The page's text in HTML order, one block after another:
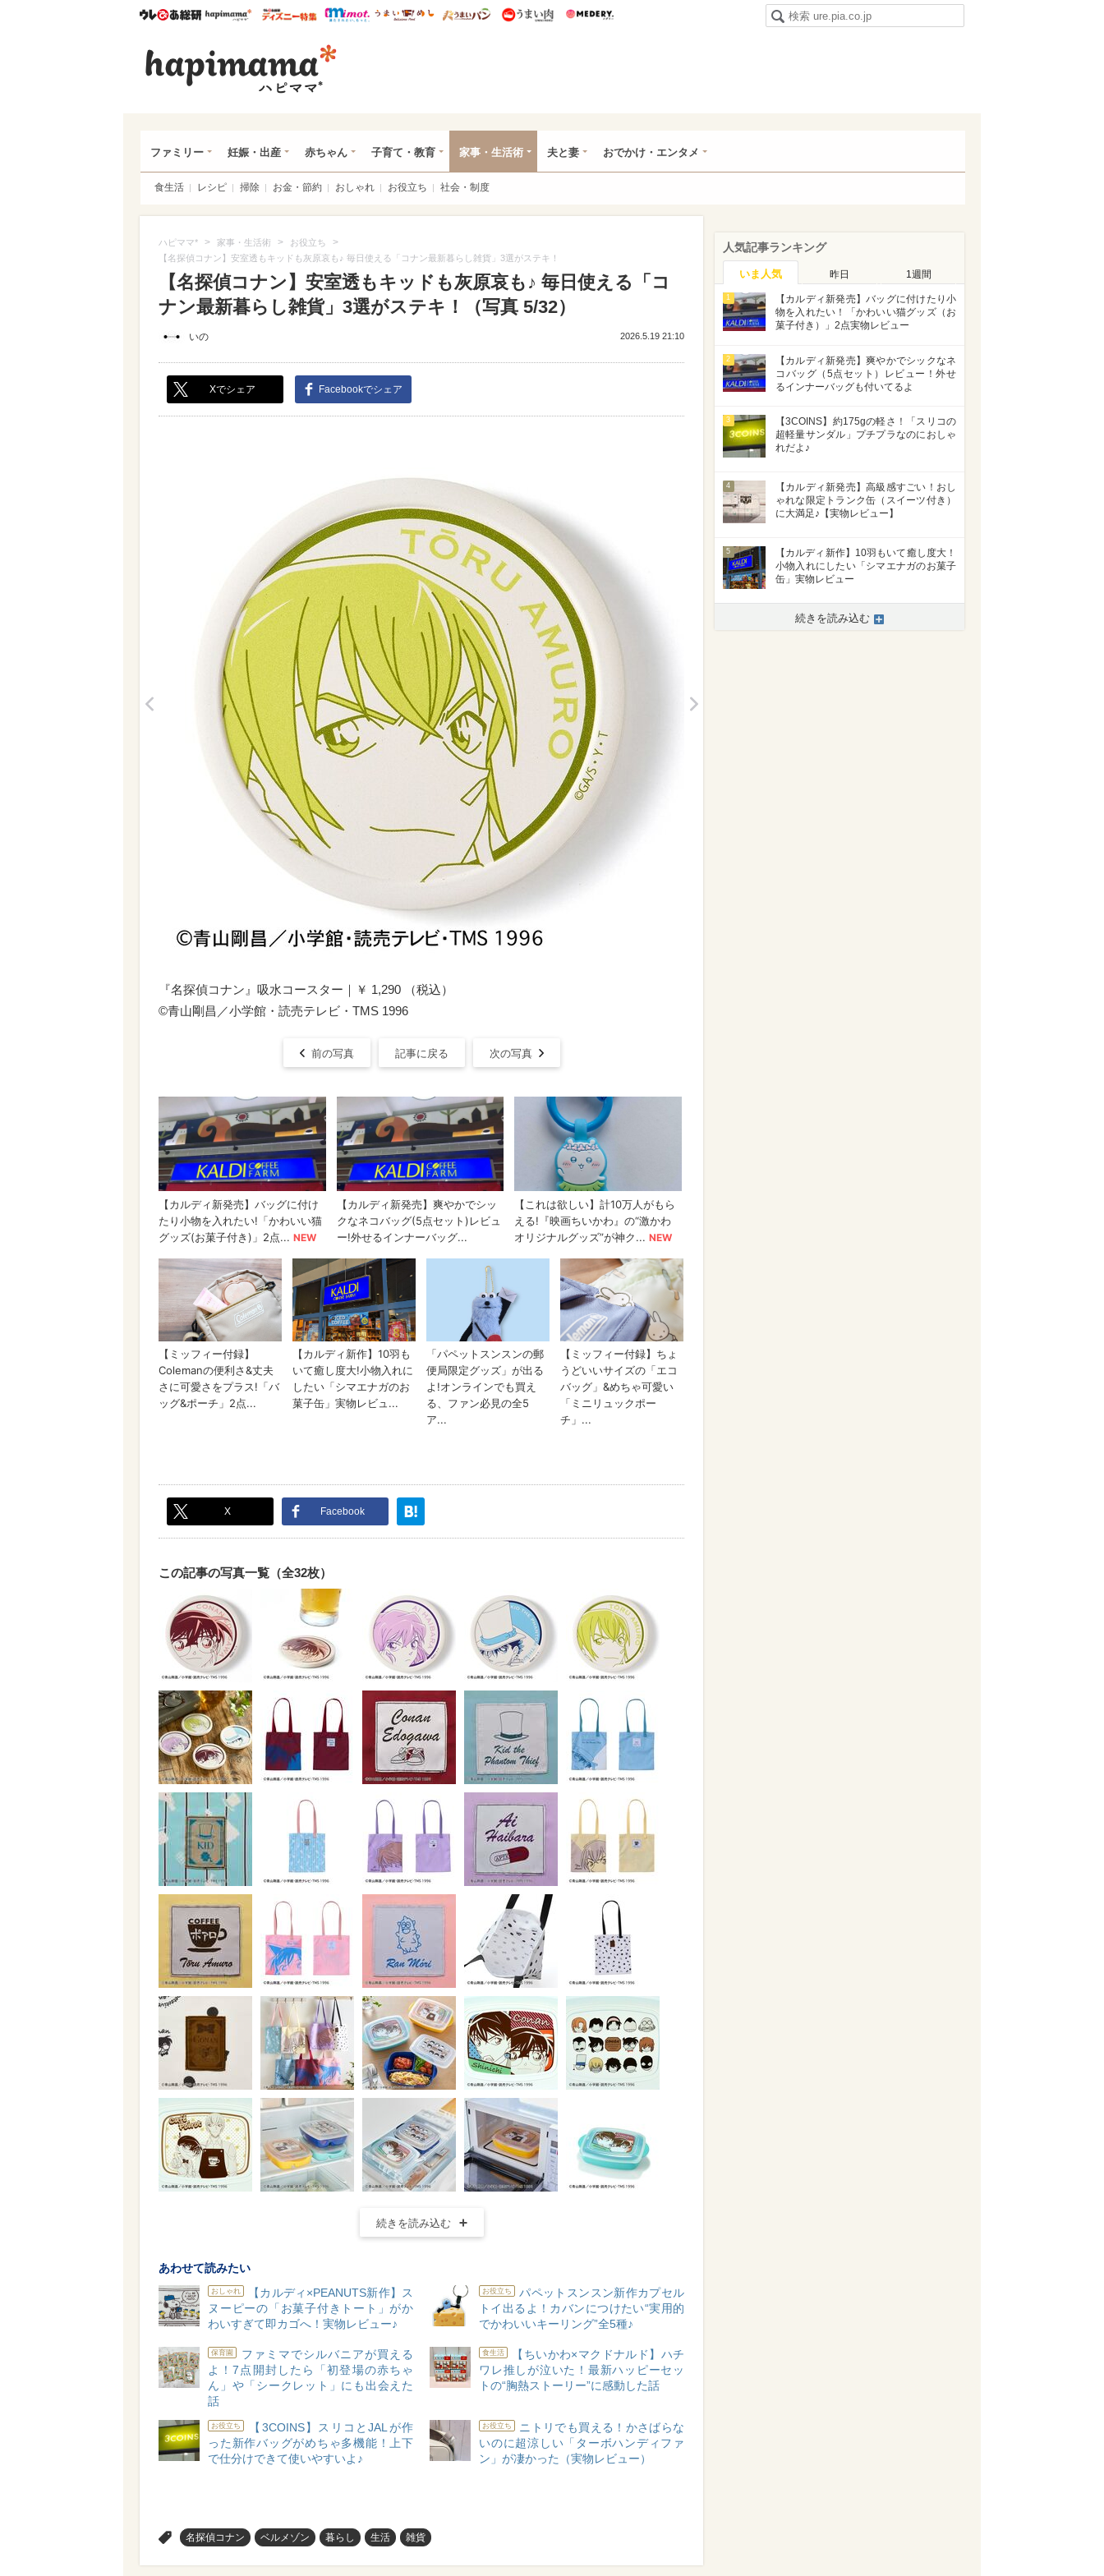
ウレぴあ総研ハピママ* ウレぴあ総研 ディズニー特集
mimot. うまいめし うまいパン うまい肉
ファミリー 妊娠・出産 赤ちゃん 子育て・教育 家事・生活術 夫と妻 おでかけ・エンタメ
食生活 レシピ 掃除 お金・節約 おしゃれ お役立ち 社会・制度
ハピママ* > 家事・生活術 > お役立ち >
【名探偵コナン】安室透もキッドも灰原哀も♪ 毎日使える「コナン最新暮らし雑貨」3選がステキ！
【名探偵コナン】安室透もキッドも灰原哀も♪ 毎日使える「コ
ナン最新暮らし雑貨」3選がステキ！（写真 5/32）
いの 2026.5.19 21:10
Xでシェア Facebookでシェア
『名探偵コナン』吸水コースター｜￥ 1,290 （税込）
©青山剛昌／小学館・読売テレビ・TMS 1996
前の写真 記事に戻る 次の写真
X Facebook
この記事の写真一覧（全32枚）
続きを読み込む
あわせて読みたい
おしゃれ
【カルディ×PEANUTS新作】ス
ヌーピーの「お菓子付きトート」がか
わいすぎて即カゴへ！実物レビュー♪
お役立ち
パペットスンスン新作カプセル
トイ出るよ！カバンにつけたい“実用的
でかわいいキーリング”全5種♪
保育園
ファミマでシルバニアが買える
よ！7点開封したら「初登場の赤ちゃ
ん」や「シークレット」にも出会えた
話
食生活
【ちいかわ×マクドナルド】ハチ
ワレ推しが泣いた！最新ハッピーセッ
トの“胸熱ストーリー”に感動した話
お役立ち
【3COINS】スリコとJALが作
った新作バッグがめちゃ多機能！上下
で仕分けできて使いやすいよ♪
お役立ち
ニトリでも買える！かさばらな
いのに超涼しい「ターボハンディファ
ン」が凄かった（実物レビュー）
名探偵コナン ベルメゾン 暮らし 生活 雑貨
人気記事ランキング
いま人気 昨日 1週間
1
【カルディ新発売】バッグに付けたり小
物を入れたい！「かわいい猫グッズ（お
菓子付き）」2点実物レビュー
2
【カルディ新発売】爽やかでシックなネ
コバッグ（5点セット）レビュー！外せ
るインナーバッグも付いてるよ
3
【3COINS】約175gの軽さ！「スリコの
超軽量サンダル」プチプラなのにおしゃ
れだよ♪
4
【カルディ新発売】高級感すごい！おし
ゃれな限定トランク缶（スイーツ付き）
に大満足♪【実物レビュー】
5
【カルディ新作】10羽もいて癒し度大！
小物入れにしたい「シマエナガのお菓子
缶」実物レビュー
続きを読み込む